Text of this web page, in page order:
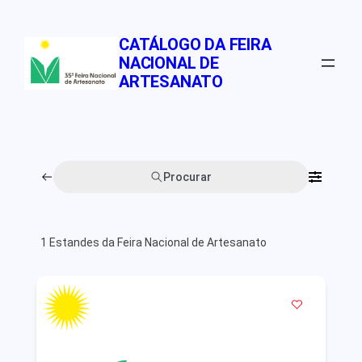
conteúdo
CATÁLOGO DA FEIRA
NACIONAL DE
ARTESANATO
Procurar
1 Estandes da Feira Nacional de Artesanato